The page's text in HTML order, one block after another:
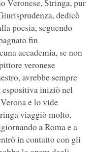
Veronese, Stringa, pur
dedicò
poesia, seguendo
fin
accademia, se non
veronese
avrebbe sempre
espositiva iniziò nel
e lo vide
viaggiò molto,
a Roma e a
in contatto con gli